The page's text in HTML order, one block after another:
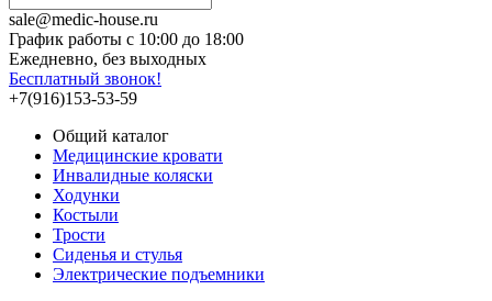
sale@medic-house.ru
График работы с 10:00 до 18:00
Ежедневно, без выходных
Бесплатный звонок!
+7(916)153-53-59
Общий каталог
Медицинские кровати
Инвалидные коляски
Ходунки
Костыли
Трости
Сиденья и стулья
Электрические подъемники